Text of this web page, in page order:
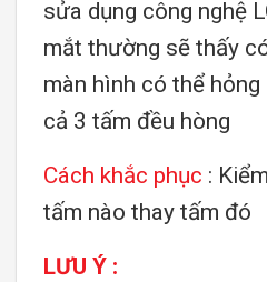
sửa dụng công nghệ
mắt thường sẽ thấy
màn hình có thể
cả 3 tấm đều hòng
Cách khắc phục :
tấm nào thay tấm đó
LƯU Ý :